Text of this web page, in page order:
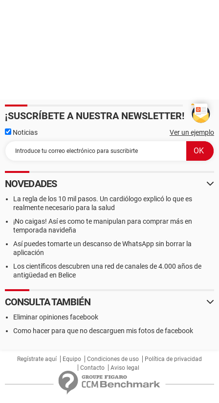
¡SUSCRÍBETE A NUESTRA NEWSLETTER!
Noticias Ver un ejemplo
NOVEDADES
La regla de los 10 mil pasos. Un cardiólogo explicó lo que es
realmente necesario para la salud
¡No caigas! Así es como te manipulan para comprar más en
temporada navideña
Así puedes tomarte un descanso de WhatsApp sin borrar la
aplicación
Los científicos descubren una red de canales de 4.000 años de
antigüedad en Belice
CONSULTA TAMBIÉN
Eliminar opiniones facebook
Como hacer para que no descarguen mis fotos de facebook
Regístrate aquí Equipo Condiciones de uso
Política de privacidad
Contacto
Aviso legal